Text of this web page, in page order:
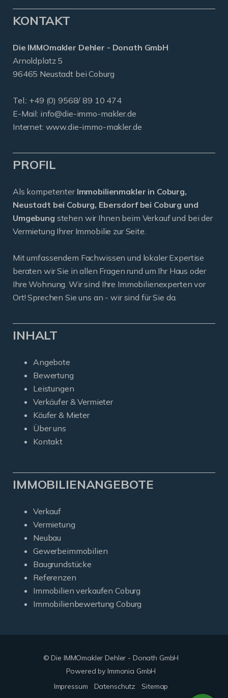
KONTAKT
Die IMMOmakler Dehler - Donath GmbH
Arnoldplatz 5
96465 Neustadt bei Coburg
Tel.: +49 (0) 9568/ 89 10 474
E-Mail: info@die-immo-makler.de
Internet: www.die-immo-makler.de
PROFIL
Als kompetenter Immobilienmakler in Coburg,
Neustadt bei Coburg, Ebersdorf bei Coburg und
Umgebung stehen wir Ihnen beim Verkauf und bei der
Vermietung Ihrer Immobilie zur Seite.
Mit umfassendem Fachwissen und lokaler Expertise
beraten wir Sie in allen Fragen rund um Ihr Haus oder
Ihre Wohnung. Wir sind Ihre Immobilienexperten vor
Ort! Sprechen Sie uns an - wir sind für Sie da.
INHALT
Angebote
Bewertung
Leistungen
Verkäufer & Vermieter
Käufer & Mieter
Über uns
Kontakt
IMMOBILIENANGEBOTE
Verkauf
Vermietung
Neubau
Gewerbeimmobilien
Baugrundstücke
Referenzen
Immobilien verkaufen Coburg
Immobilienbewertung Coburg
© Die IMMOmakler Dehler - Donath GmbH
Powered by Immonia GmbH
Impressum
Datenschutz Sitemap